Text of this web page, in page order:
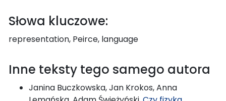
Słowa kluczowe:
representation, Peirce, language
Inne teksty tego samego autora
Janina Buczkowska, Jan Krokos, Anna